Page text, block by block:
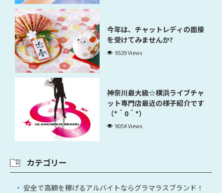
今年は、チャットレディの面接
を受けてみませんか?
9539 Views
神奈川最大級☆横浜ライブチャ
ット専門店最近の様子紹介です
（*＾0＾*）
9054 Views
カテゴリー
安全で高額を稼げるアルバイトならグラマラスブランド！